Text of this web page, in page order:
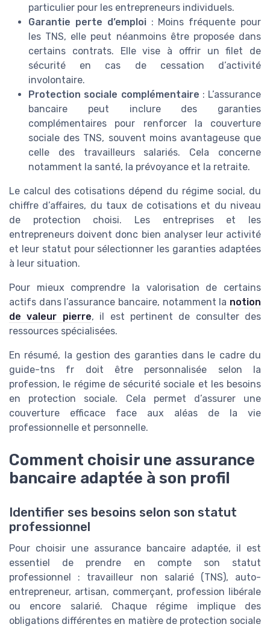
particulier pour les entrepreneurs individuels.
Garantie perte d’emploi: Moins fréquente pour
les TNS, elle peut néanmoins être proposée dans
certains contrats. Elle vise à offrir un filet de
sécurité en cas de cessation d’activité
involontaire.
Protection sociale complémentaire : L’assurance
bancaire peut inclure des garanties
complémentaires pour renforcer la couverture
sociale des TNS, souvent moins avantageuse que
celle des travailleurs salariés. Cela concerne
notamment la santé, la prévoyance et la retraite.
Le calcul des cotisations dépend du régime social, du
chiffre d’affaires, du taux de cotisations et du niveau
de protection choisi. Les entreprises et les
entrepreneurs doivent donc bien analyser leur activité
et leur statut pour sélectionner les garanties adaptées
à leur situation.
Pour mieux comprendre la valorisation de certains
actifs dans l’assurance bancaire, notamment la notion
de valeur pierre, il est pertinent de consulter des
ressources spécialisées.
En résumé, la gestion des garanties dans le cadre du
guide-tns fr doit être personnalisée selon la
profession, le régime de sécurité sociale et les besoins
en protection sociale. Cela permet d’assurer une
couverture efficace face aux aléas de la vie
professionnelle et personnelle.
Comment choisir une assurance
bancaire adaptée à son profil
Identifier ses besoins selon son statut
professionnel
Pour choisir une assurance bancaire adaptée, il est
essentiel de prendre en compte son statut
professionnel : travailleur non salarié (TNS), auto-
entrepreneur, artisan, commerçant, profession libérale
ou encore salarié. Chaque régime implique des
obligations différentes en matière de protection sociale